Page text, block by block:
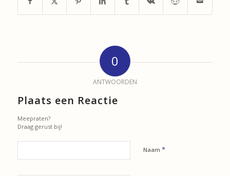
0
ANTWOORDEN
Plaats een Reactie
Meepraten?
Draag gerust bij!
Naam *